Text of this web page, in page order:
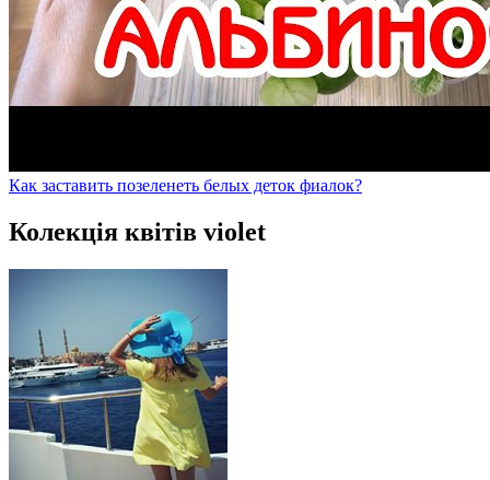
Как заставить позеленеть белых деток фиалок?
Колекція квітів violet